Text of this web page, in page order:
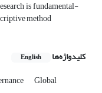
is fundamental-
method
کلیدواژه‌ها English
Global